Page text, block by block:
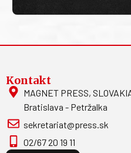
Kontakt
MAGNET PRESS,
Bratislava - Petržalka
sekretariat@press.sk
02/67 20 19 11